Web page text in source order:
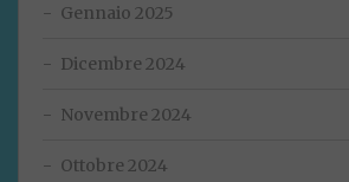
Gennaio 2025
Dicembre 2024
Novembre 2024
Ottobre 2024